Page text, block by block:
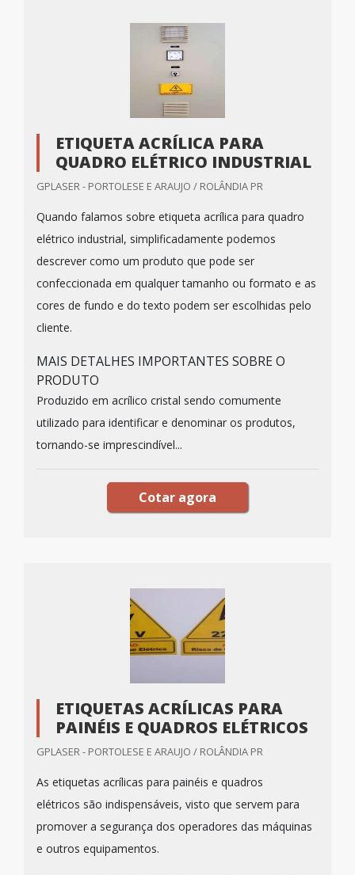
ETIQUETA ACRÍLICA PARA
QUADRO ELÉTRICO INDUSTRIAL
GPLASER - PORTOLESE E ARAUJO / ROLÂNDIA PR
Quando falamos sobre etiqueta acrílica para quadro
elétrico industrial, simplificadamente podemos
descrever como um produto que pode ser
confeccionada em qualquer tamanho ou formato e as
cores de fundo e do texto podem ser escolhidas pelo
cliente.
MAIS DETALHES IMPORTANTES SOBRE O
PRODUTO
Produzido em acrílico cristal sendo comumente
utilizado para identificar e denominar os produtos,
tornando-se imprescindível...
Cotar agora
ETIQUETAS ACRÍLICAS PARA
PAINÉIS E QUADROS ELÉTRICOS
GPLASER - PORTOLESE E ARAUJO / ROLÂNDIA PR
As etiquetas acrílicas para painéis e quadros
elétricos são indispensáveis, visto que servem para
promover a segurança dos operadores das máquinas
e outros equipamentos.